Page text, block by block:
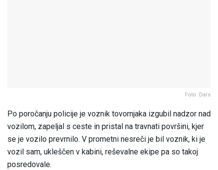
Foto: Dars
Po poročanju policije je voznik tovornjaka izgubil nadzor nad
vozilom, zapeljal s ceste in pristal na travnati površini, kjer
se je vozilo prevrnilo. V prometni nesreči je bil voznik, ki je
vozil sam, ukleščen v kabini, reševalne ekipe pa so takoj
posredovale.